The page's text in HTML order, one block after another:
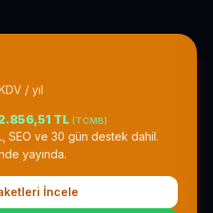
/ yıl
TL (TCMB)
SEO ve 30 gün destek dahil.
yayında.
İncele